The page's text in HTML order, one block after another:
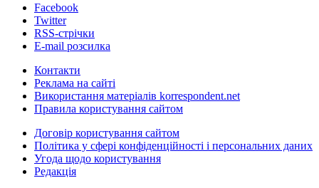
Facebook
Twitter
RSS-стрічки
E-mail розсилка
Контакти
Реклама на сайті
Використання матеріалів korrespondent.net
Правила користування сайтом
Договір користування сайтом
Політика у сфері конфіденційності і персональних даних
Угода щодо користування
Редакція